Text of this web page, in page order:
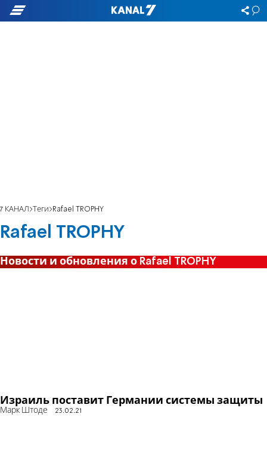
7 КАНАЛ Теги Rafael TROPHY
Rafael TROPHY
Новости и обновления о Rafael TROPHY
Израиль поставит Германии системы защиты
Марк Штоде 23.02.21